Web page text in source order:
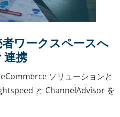
ワークスペースへ
携
ソリューションと
と ChannelAdvisor を